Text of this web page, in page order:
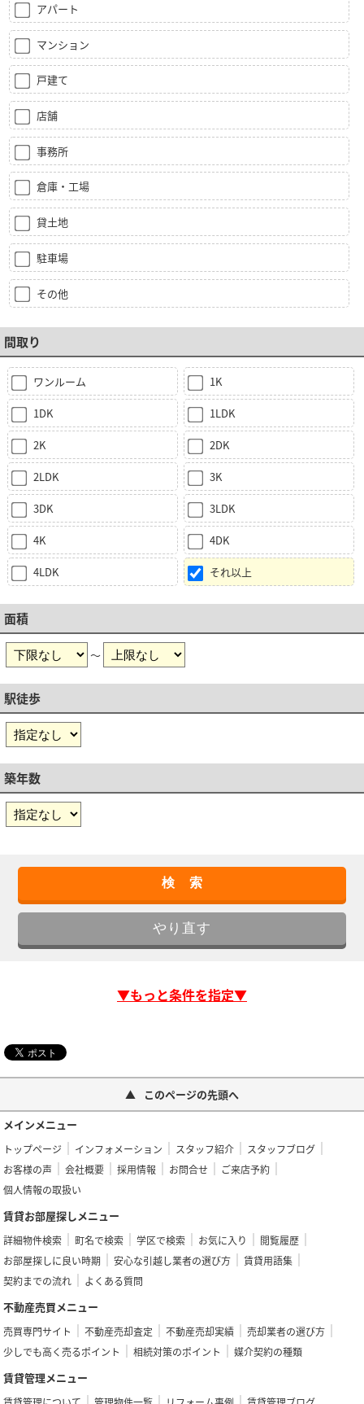
アパート
マンション
戸建て
店舗
事務所
倉庫・工場
貸土地
駐車場
その他
間取り
ワンルーム 1K
1DK 1LDK
2K 2DK
2LDK 3K
3DK 3LDK
4K 4DK
4LDK それ以上
面積
～
駅徒歩
築年数
▼もっと条件を指定▼
このページの先頭へ
メインメニュー
トップページ インフォメーション スタッフ紹介
スタッフブログ
お客様の声
会社概要 採用情報 お問合せ
ご来店予約
個人情報の取扱い
賃貸お部屋探しメニュー
詳細物件検索 町名で検索 学区で検索 お気に入り
閲覧履歴
お部屋探しに良い時期
安心な引越し業者の選び方
賃貸用語集
契約までの流れ
よくある質問
不動産売買メニュー
売買専門サイト 不動産売却査定 不動産売却実績
売却業者の選び方
少しでも高く売るポイント
相続対策のポイント 媒介契約の種類
賃貸管理メニュー